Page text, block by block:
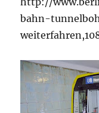
bahn-